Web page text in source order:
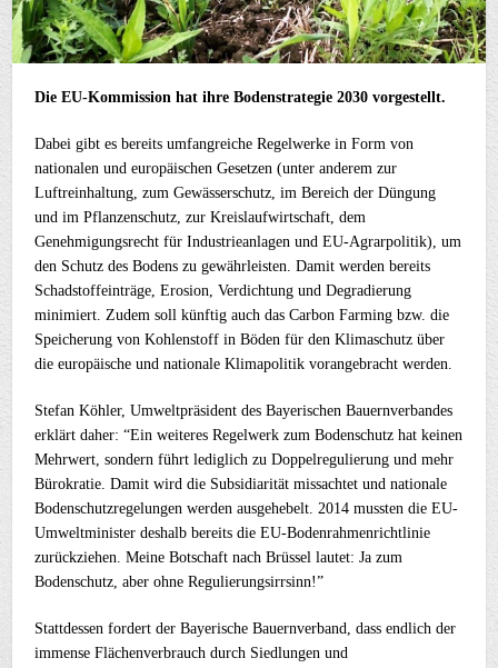
Die EU-Kommission hat ihre Bodenstrategie 2030 vorgestellt.
Dabei gibt es bereits umfangreiche Regelwerke in Form von
nationalen und europäischen Gesetzen (unter anderem zur
Luftreinhaltung, zum Gewässerschutz, im Bereich der Düngung
und im Pflanzenschutz, zur Kreislaufwirtschaft, dem
Genehmigungsrecht für Industrieanlagen und EU-Agrarpolitik), um
den Schutz des Bodens zu gewährleisten. Damit werden bereits
Schadstoffeinträge, Erosion, Verdichtung und Degradierung
minimiert. Zudem soll künftig auch das Carbon Farming bzw. die
Speicherung von Kohlenstoff in Böden für den Klimaschutz über
die europäische und nationale Klimapolitik vorangebracht werden.
Stefan Köhler, Umweltpräsident des Bayerischen Bauernverbandes
erklärt daher: “Ein weiteres Regelwerk zum Bodenschutz hat keinen
Mehrwert, sondern führt lediglich zu Doppelregulierung und mehr
Bürokratie. Damit wird die Subsidiarität missachtet und nationale
Bodenschutzregelungen werden ausgehebelt. 2014 mussten die EU-
Umweltminister deshalb bereits die EU-Bodenrahmenrichtlinie
zurückziehen. Meine Botschaft nach Brüssel lautet: Ja zum
Bodenschutz, aber ohne Regulierungsirrsinn!”
Stattdessen fordert der Bayerische Bauernverband, dass endlich der
immense Flächenverbrauch durch Siedlungen und